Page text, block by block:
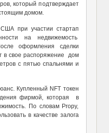
который подтверждает
домом.
при участии стартап
на недвижемость
оформления сделки
в свое распоряжение дом
с пятью спальнями и
Купленный NFT токен
фирмой, которая в
По словам Propy,
в качестве залога